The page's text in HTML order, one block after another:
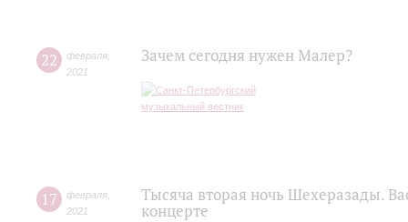
22 февраля
2021
Зачем сегодня нужен Малер?
17 февраля
2021
Тысяча вторая ночь Шехеразады.
концерте